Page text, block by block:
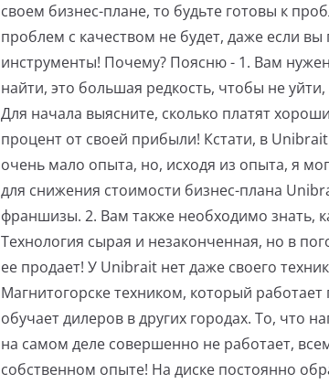
своем бизнес-плане, то будьте готовы к
проблем с качеством не будет, даже если
инструменты! Почему? Поясню - 1. Вам
найти, это большая редкость, чтобы не
Для начала выясните, сколько платят
процент от своей прибыли! Кстати, в
очень мало опыта, но, исходя из опыта, я
для снижения стоимости бизнес-плана
франшизы. 2. Вам также необходимо знать,
Технология сырая и незаконченная, но в
ее продает! У Unibrait нет даже своего
Магнитогорске техником, который работает
обучает дилеров в других городах. То, что
на самом деле совершенно не работает,
собственном опыте! На диске постоянно